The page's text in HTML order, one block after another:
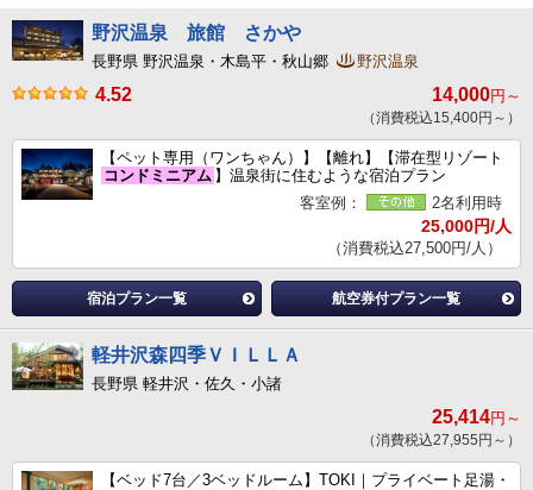
野沢温泉 旅館 さかや
長野県 野沢温泉・木島平・秋山郷 野沢温泉
4.52 14,000円～
（消費税込15,400円～）
【ペット専用（ワンちゃん）】【離れ】【滞在型リゾート
コンドミニアム 】温泉街に住むような宿泊プラン
客室例：
2名利用時
25,000円/人
（消費税込27,500円/人）
宿泊プラン一覧 航空券付プラン一覧
軽井沢森四季ＶＩＬＬＡ
長野県 軽井沢・佐久・小諸
25,414円～
（消費税込27,955円～）
【ベッド7台／3ベッドルーム】TOKI｜プライベート足湯・